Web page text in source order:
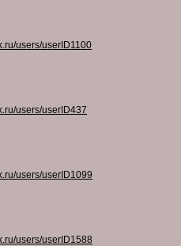
users/userID1100
users/userID437
users/userID1099
users/userID1588